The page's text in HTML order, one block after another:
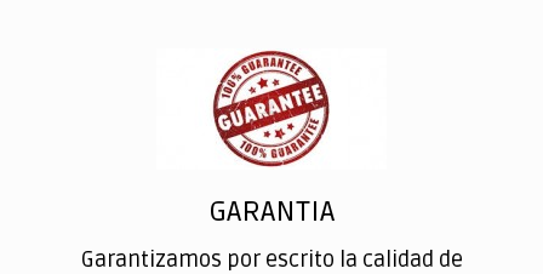
GARANTIA
Garantizamos por escrito la calidad de